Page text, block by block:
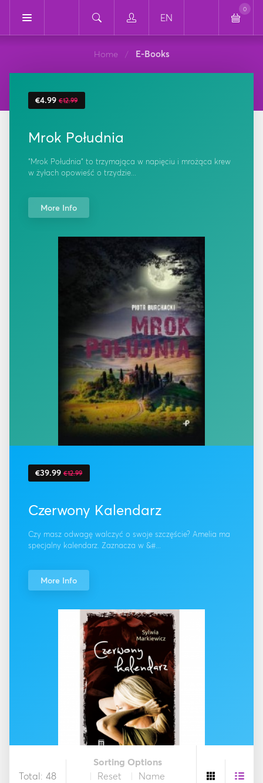
EN
0
Home / E-Books
€4.99€12.99
Mrok Południa
"Mrok Południa" to trzymająca w napięciu i mrożąca krew
w żyłach opowieść o trzydzie...
More Info
€39.99€12.99
Czerwony Kalendarz
Czy masz odwagę walczyć o swoje szczęście? Amelia ma
specjalny kalendarz. Zaznacza w &#...
More Info
Total: 48
Sorting Options
Reset
Name